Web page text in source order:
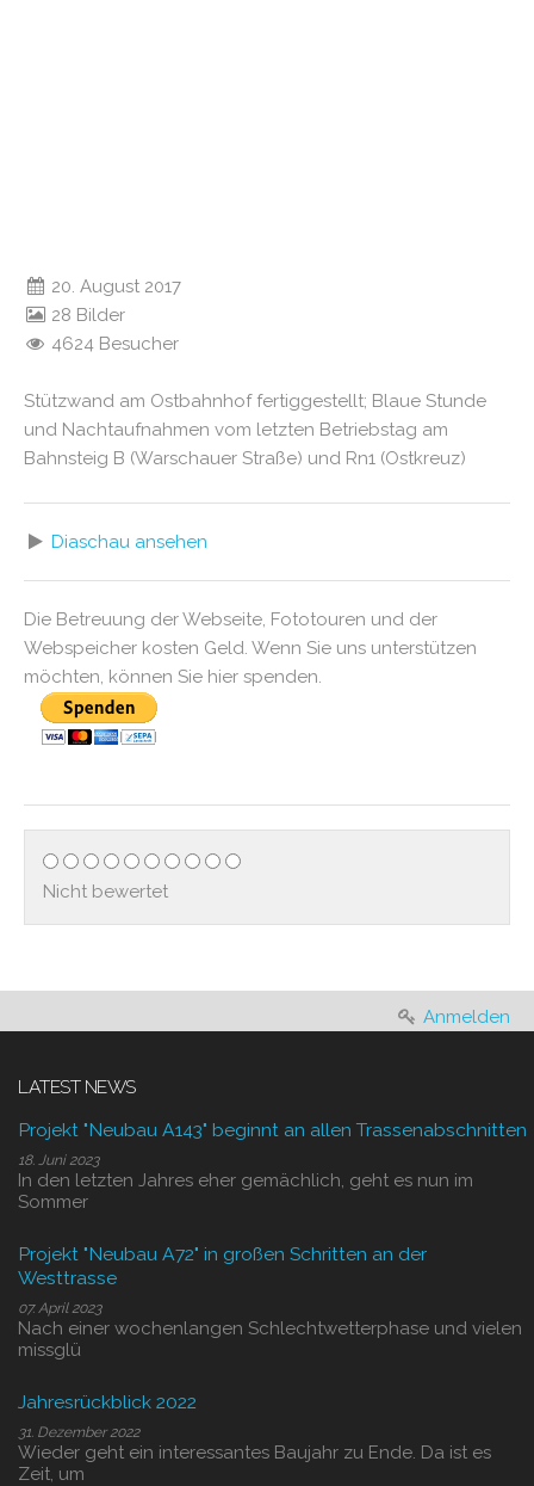
20. August 2017
28 Bilder
4624 Besucher
Stützwand am Ostbahnhof fertiggestellt; Blaue Stunde
und Nachtaufnahmen vom letzten Betriebstag am
Bahnsteig B (Warschauer Straße) und Rn1 (Ostkreuz)
Diaschau ansehen
Die Betreuung der Webseite, Fototouren und der
Webspeicher kosten Geld. Wenn Sie uns unterstützen
möchten, können Sie hier spenden.
Nicht bewertet
Anmelden
LATEST NEWS
Projekt "Neubau A143" beginnt an allen Trassenabschnitten
18. Juni 2023
In den letzten Jahres eher gemächlich, geht es nun im
Sommer
Projekt "Neubau A72" in großen Schritten an der
Westtrasse
07. April 2023
Nach einer wochenlangen Schlechtwetterphase und vielen
missglü
Jahresrückblick 2022
31. Dezember 2022
Wieder geht ein interessantes Baujahr zu Ende. Da ist es
Zeit, um